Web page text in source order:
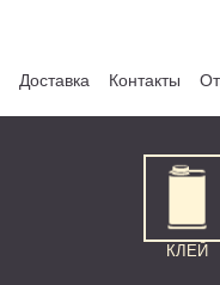
Доставка Контакты
КЛЕЙ